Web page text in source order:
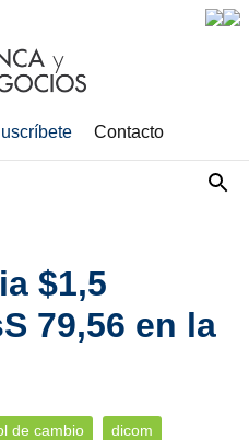
Contacto
$1,5
79,56 en la
de cambio dicom